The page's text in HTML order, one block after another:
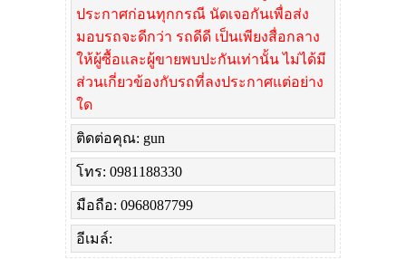
ประกาศก่อนทุกกรณี นัดเจอกันเพื่อส่ง
มอบรถจะดีกว่า รถดีดี เป็นเพียงสื่อกลาง
ให้ผู้ซื้อและผู้ขายพบปะกันเท่านั้น ไม่ได้มี
ส่วนเกี่ยวข้องกับรถที่ลงประกาศแต่อย่าง
ใด
ติดต่อคุณ: gun
โทร: 0981188330
มือถือ: 0968087799
อีเมล์: